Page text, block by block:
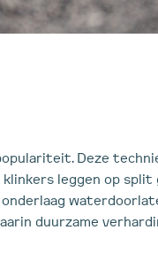
Deze
leggen op split
duurzame